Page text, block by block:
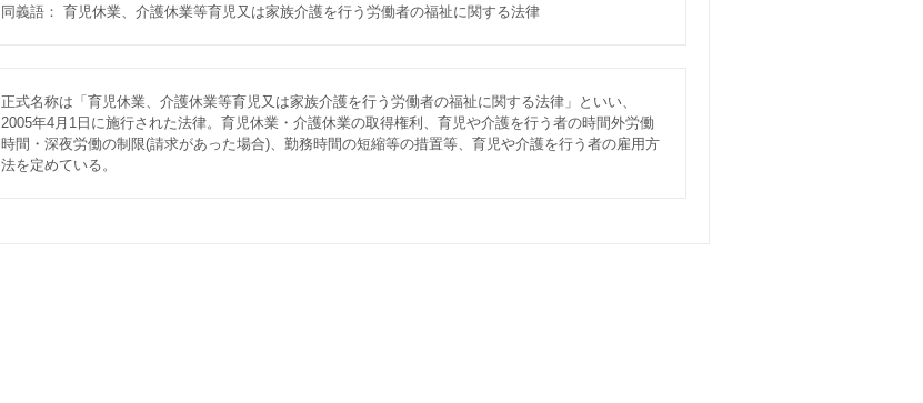
同義語： 育児休業、介護休業等育児又は家族介護を行う労働者の福祉に関する法律
正式名称は「育児休業、介護休業等育児又は家族介護を行う労働者の福祉に関する法律」といい、
2005年4月1日に施行された法律。育児休業・介護休業の取得権利、育児や介護を行う者の時間外労働
時間・深夜労働の制限(請求があった場合)、勤務時間の短縮等の措置等、育児や介護を行う者の雇用方
法を定めている。